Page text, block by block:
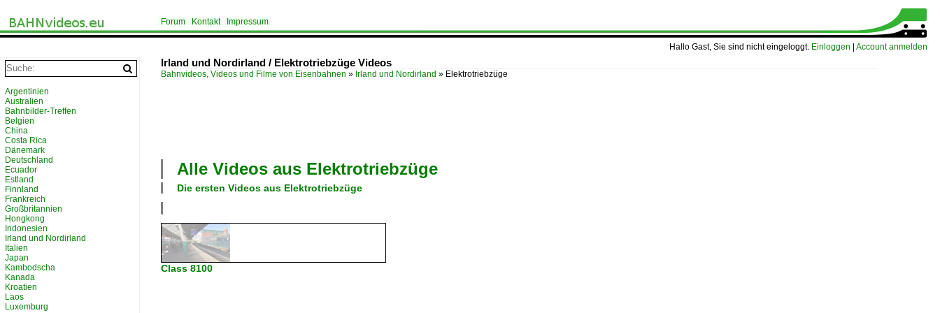
Hallo Gast, Sie sind nicht eingeloggt. Einloggen Account anmelden
Forum Kontakt Impressum
Irland und Nordirland / Elektrotriebzüge Videos
Bahnvideos, Videos und Filme von Eisenbahnen » Irland und Nordirland » Elektrotriebzüge
Alle Videos aus Elektrotriebzüge
Die ersten Videos aus Elektrotriebzüge
Class 8100
Argentinien
Australien
Bahnbilder-Treffen
Belgien
China
Costa Rica
Dänemark
Deutschland
Ecuador
Estland
Finnland
Frankreich
Großbritannien
Hongkong
Indonesien
Irland und Nordirland
Italien
Japan
Kambodscha
Kanada
Kroatien
Laos
Luxemburg